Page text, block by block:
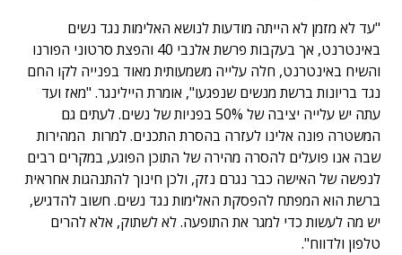
"עד לא מזמן לא הייתה מודעות לנושא האלימות נגד נשים
באינטרנט, אך בעקבות פרשת אלנבי 40 והפצת סרטוני הפורנו
והשיח באינטרנט, חלה עלייה משמעותית מאוד בפנייה לקו החם
נגד בריונות ברשת מנשים שנפגעו", אומרת היילינגר. "מאז ועד
עתה יש עלייה יציבה של 50% בפניות של נשים. לעתים גם
המשטרה פונה אלינו לעזרה בהסרת התכנים. למרות המהירות
שבה אנו פועלים להסרה מהירה של התוכן הפוגע, במקרים רבים
לנפשה של האישה כבר נגרם נזק, ולכן חינוך להתנהגות אחראית
ברשת הוא המפתח להפסקת האלימות נגד נשים. חשוב להדגיש,
יש מה לעשות כדי למגר את התופעה. לא לשתוק, אלא להרים
טלפון ולדווח".